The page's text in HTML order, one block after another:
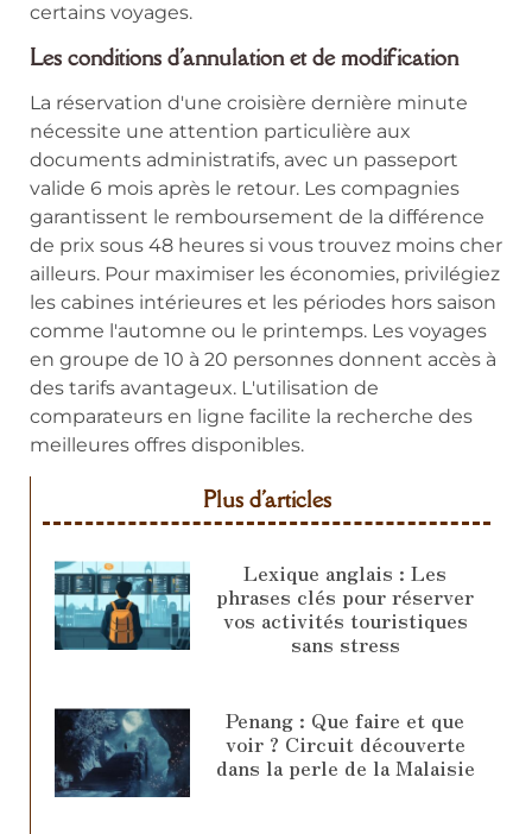
certains voyages.
Les conditions d'annulation et de modification
La réservation d'une croisière dernière minute
nécessite une attention particulière aux
documents administratifs, avec un passeport
valide 6 mois après le retour. Les compagnies
garantissent le remboursement de la différence
de prix sous 48 heures si vous trouvez moins cher
ailleurs. Pour maximiser les économies, privilégiez
les cabines intérieures et les périodes hors saison
comme l'automne ou le printemps. Les voyages
en groupe de 10 à 20 personnes donnent accès à
des tarifs avantageux. L'utilisation de
comparateurs en ligne facilite la recherche des
meilleures offres disponibles.
Plus d'articles
Lexique anglais : Les
phrases clés pour réserver
vos activités touristiques
sans stress
Penang : Que faire et que
voir ? Circuit découverte
dans la perle de la Malaisie